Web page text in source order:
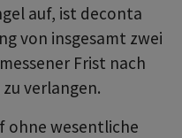
auf, ist deconta
von insgesamt zwei
Frist nach
verlangen.
ohne wesentliche